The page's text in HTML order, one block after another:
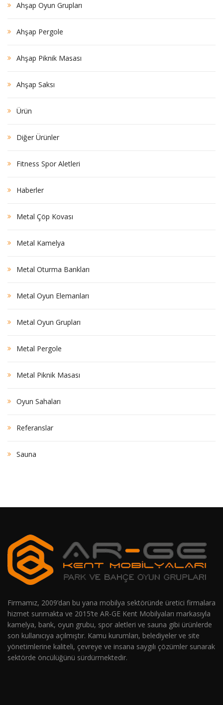
Ahşap Oyun Grupları
Ahşap Pergole
Ahşap Piknik Masası
Ahşap Saksı
Ürün
Diğer Ürünler
Fitness Spor Aletleri
Haberler
Metal Çöp Kovası
Metal Kamelya
Metal Oturma Bankları
Metal Oyun Elemanları
Metal Oyun Grupları
Metal Pergole
Metal Piknik Masası
Oyun Sahaları
Referanslar
Sauna
Firmamız, 2009’dan bu yana mobilya sektöründe üretici firmalara
hizmet sunmakta ve 2015’te AR-GE Kent Mobilyaları markasıyla
kamelya, bank, oyun grubu, spor aletleri ve sauna gibi ürünlerde
son kullanıcıya açılmıştır. Kamu kurumları, belediyeler ve site
yönetimlerine kaliteli, çevreye ve insana saygılı çözümler sunarak
sektörde öncülüğünü sürdürmektedir.